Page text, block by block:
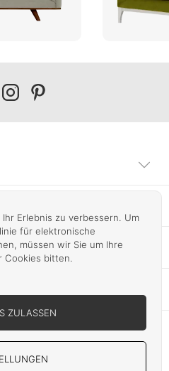
Erlebnis zu verbessern. Um
für elektronische
müssen wir Sie um Ihre
Cookies bitten.
ZULASSEN
Our
Our